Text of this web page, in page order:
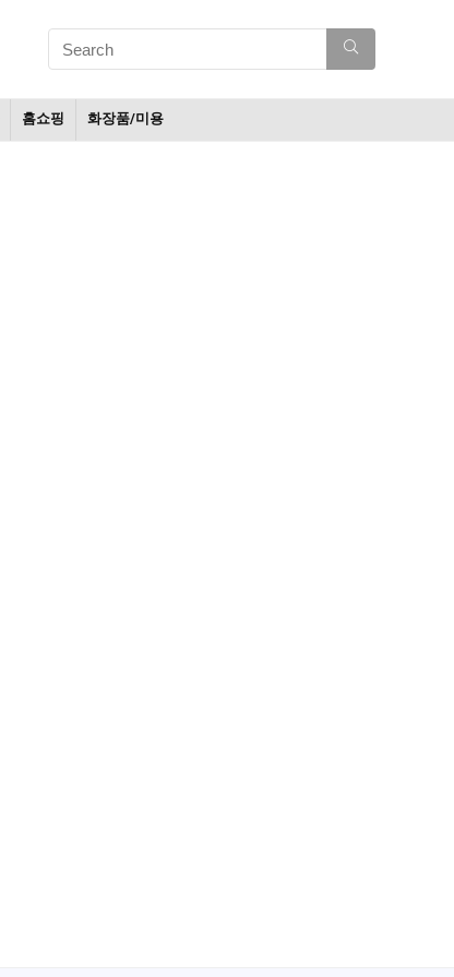
홈쇼핑 화장품/미용